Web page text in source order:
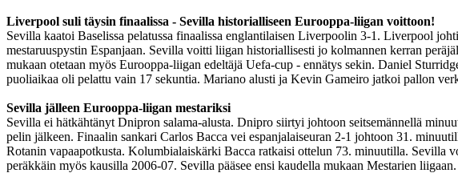
Liverpool suli täysin finaalissa - Sevilla historialliseen Eurooppa-liigan voittoon!
Sevilla kaatoi Baselissa pelatussa finaalissa englantilaisen Liverpoolin 3-1. Liverpool
mestaruuspystin Espanjaan. Sevilla voitti liigan historiallisesti jo kolmannen kerran
mukaan otetaan myös Eurooppa-liigan edeltäjä Uefa-cup - ennätys sekin. Daniel
puoliaikaa oli pelattu vain 17 sekuntia. Mariano alusti ja Kevin Gameiro jatkoi pallon
Sevilla jälleen Eurooppa-liigan mestariksi
Sevilla ei hätkähtänyt Dnipron salama-alusta. Dnipro siirtyi johtoon seitsemännellä
pelin jälkeen. Finaalin sankari Carlos Bacca vei espanjalaiseuran 2-1 johtoon 31.
Rotanin vapaapotkusta. Kolumbialaiskärki Bacca ratkaisi ottelun 73. minuutilla. Sevilla
peräkkäin myös kausilla 2006-07. Sevilla pääsee ensi kaudella mukaan Mestarien liigaan.